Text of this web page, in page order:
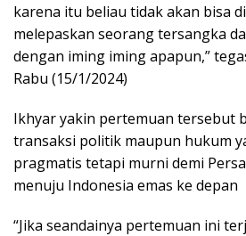
karena itu beliau tidak akan bisa
melepaskan seorang tersangka
dengan iming iming apapun,”
Rabu (15/1/2024)
Ikhyar yakin pertemuan tersebut
transaksi politik maupun hukum
pragmatis tetapi murni demi
menuju Indonesia emas ke depan
“Jika seandainya pertemuan ini